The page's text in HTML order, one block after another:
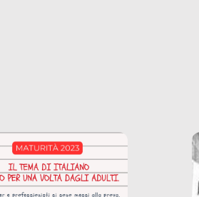
la nostra vita